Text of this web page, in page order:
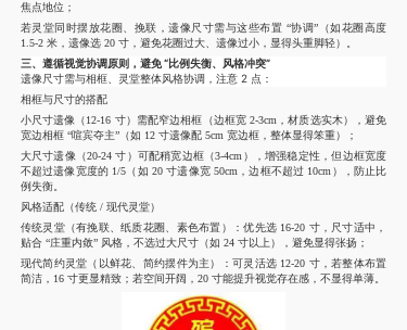
焦点地位；
若灵堂同时摆放花圈、挽联，遗像尺寸需与这些布置 “协调”（如花圈高度
1.5-2 米，遗像选 20 寸，避免花圈过大、遗像过小，显得头重脚轻）。
三、遵循视觉协调原则，避免 “比例失衡、风格冲突”
遗像尺寸需与相框、灵堂整体风格协调，注意 2 点：
相框与尺寸的搭配
小尺寸遗像（12-16 寸）需配窄边相框（边框宽 2-3cm，材质选实木），避免
宽边相框 “喧宾夺主”（如 12 寸遗像配 5cm 宽边框，整体显得笨重）；
大尺寸遗像（20-24 寸）可配稍宽边框（3-4cm），增强稳定性，但边框宽度
不超过遗像宽度的 1/5（如 20 寸遗像宽 50cm，边框不超过 10cm），防止比
例失衡。
风格适配（传统 / 现代灵堂）
传统灵堂（有挽联、纸质花圈、素色布置）：优先选 16-20 寸，尺寸适中，
贴合 “庄重内敛” 风格，不选过大尺寸（如 24 寸以上），避免显得张扬；
现代简约灵堂（以鲜花、简约摆件为主）：可灵活选 12-20 寸，若整体布置
简洁，16 寸更显精致；若空间开阔，20 寸能提升视觉存在感，不显得单薄。